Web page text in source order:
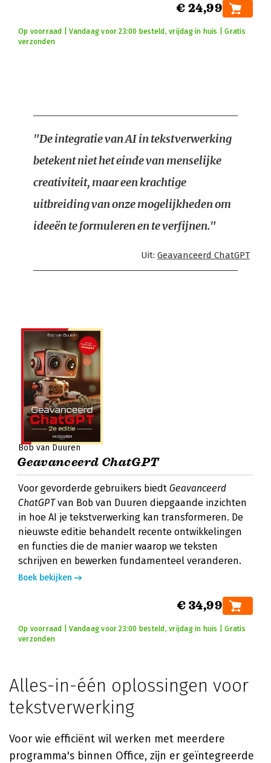
€ 24,99
Op voorraad | Vandaag voor 23:00 besteld, vrijdag in huis | Gratis
verzonden
"De integratie van AI in tekstverwerking
betekent niet het einde van menselijke
creativiteit, maar een krachtige
uitbreiding van onze mogelijkheden om
ideeën te formuleren en te verfijnen."
Uit: Geavanceerd ChatGPT
Bob van Duuren
Geavanceerd ChatGPT
Voor gevorderde gebruikers biedt Geavanceerd
ChatGPTvan Bob van Duuren diepgaande inzichten
in hoe AI je tekstverwerking kan transformeren. De
nieuwste editie behandelt recente ontwikkelingen
en functies die de manier waarop we teksten
schrijven en bewerken fundamenteel veranderen.
Boek bekijken
€ 34,99
Op voorraad | Vandaag voor 23:00 besteld, vrijdag in huis | Gratis
verzonden
Alles-in-één oplossingen voor
tekstverwerking
Voor wie efficiënt wil werken met meerdere
programma's binnen Office, zijn er geïntegreerde